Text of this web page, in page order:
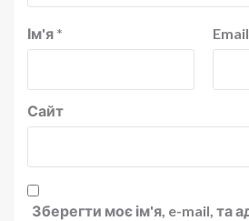
Ім'я * Email
Сайт
Зберегти моє ім'я, e-mail, та